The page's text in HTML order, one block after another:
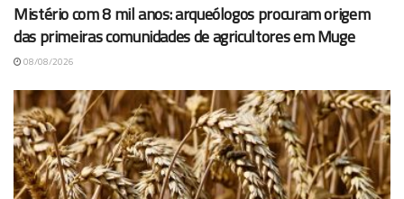
Mistério com 8 mil anos: arqueólogos procuram origem
das primeiras comunidades de agricultores em Muge
08/08/2026